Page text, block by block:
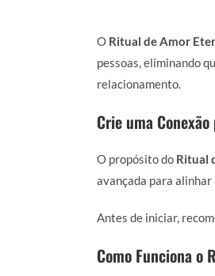
O Ritual de Amor
pessoas, eliminando
relacionamento.
Crie uma
O propósito do Ritual
avançada para
Antes de iniciar,
Como Funciona o